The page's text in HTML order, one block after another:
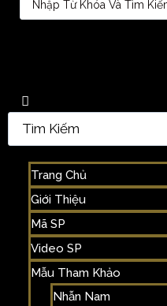
Trang Chủ
Giới Thiệu
Mã SP
Video SP
Mẫu Tham Khảo
Nhẫn Nam